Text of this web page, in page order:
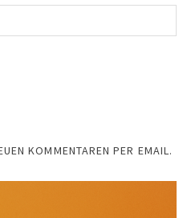
KOMMENTAREN PER EMAIL.